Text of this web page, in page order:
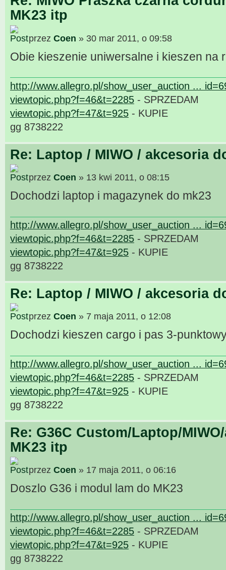
MK23 itp
przez Coen » 30 mar 2011, o 09:58
Obie kieszenie uniwersalne i kieszen na
http://www.allegro.pl/show_user_auction ...
viewtopic.php?f=46&t=2285 - SPRZEDAM
viewtopic.php?f=47&t=925 - KUPIE
gg 8738222
Re: Laptop / MIWO / akcesoria
przez Coen » 13 kwi 2011, o 08:15
Dochodzi laptop i magazynek do mk23
http://www.allegro.pl/show_user_auction ...
viewtopic.php?f=46&t=2285 - SPRZEDAM
viewtopic.php?f=47&t=925 - KUPIE
gg 8738222
Re: Laptop / MIWO / akcesoria
przez Coen » 7 maja 2011, o 12:08
Dochodzi kieszen cargo i pas 3-
http://www.allegro.pl/show_user_auction ...
viewtopic.php?f=46&t=2285 - SPRZEDAM
viewtopic.php?f=47&t=925 - KUPIE
gg 8738222
Re: G36C Custom/Laptop/
MK23 itp
przez Coen » 17 maja 2011, o 06:16
Doszlo G36 i modul lam do MK23
http://www.allegro.pl/show_user_auction ...
viewtopic.php?f=46&t=2285 - SPRZEDAM
viewtopic.php?f=47&t=925 - KUPIE
gg 8738222